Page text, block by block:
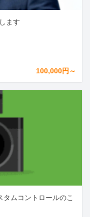
ます
100,000円～
ムコントロールのこ